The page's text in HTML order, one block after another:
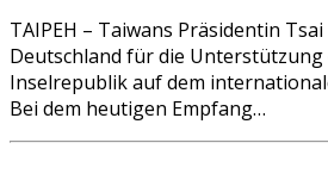
TAIPEH – Taiwans Präsidentin
Deutschland für die
Inselrepublik auf dem
Bei dem heutigen Empfang…